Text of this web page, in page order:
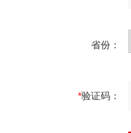
省份：
*验证码：